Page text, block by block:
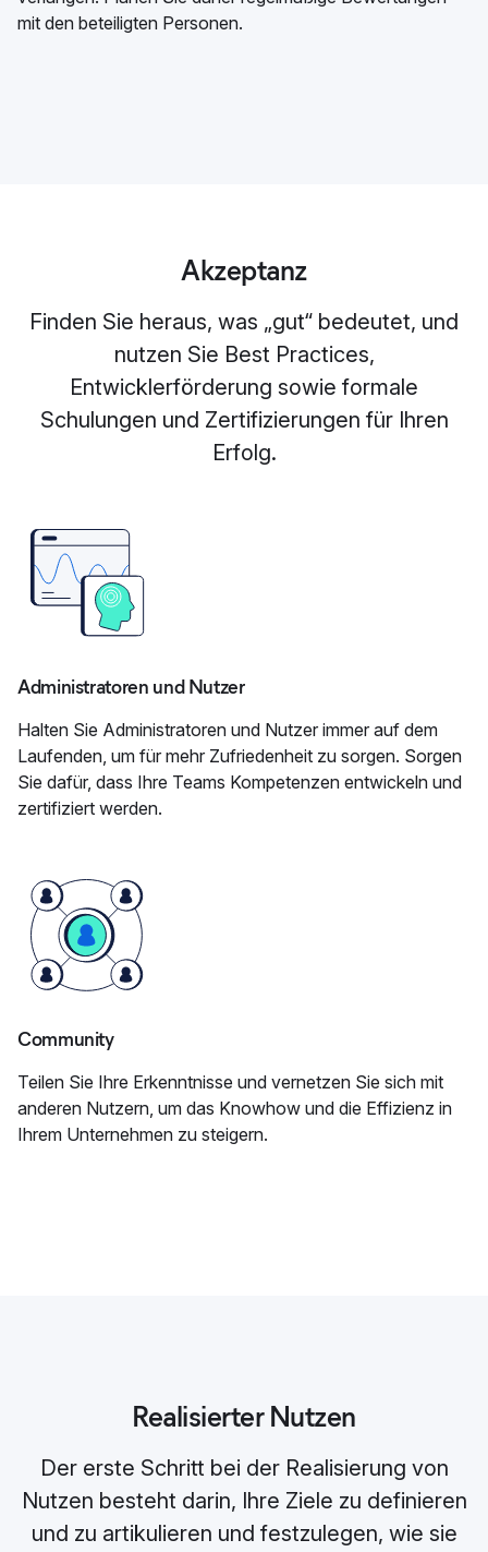
mit den beteiligten Personen.
Akzeptanz
Finden Sie heraus, was „gut“ bedeutet, und
nutzen Sie Best Practices,
Entwicklerförderung sowie formale
Schulungen und Zertifizierungen für Ihren
Erfolg.
Administratoren und Nutzer
Halten Sie Administratoren und Nutzer immer auf dem
Laufenden, um für mehr Zufriedenheit zu sorgen. Sorgen
Sie dafür, dass Ihre Teams Kompetenzen entwickeln und
zertifiziert werden.
Community
Teilen Sie Ihre Erkenntnisse und vernetzen Sie sich mit
anderen Nutzern, um das Knowhow und die Effizienz in
Ihrem Unternehmen zu steigern.
Realisierter Nutzen
Der erste Schritt bei der Realisierung von
Nutzen besteht darin, Ihre Ziele zu definieren
und zu artikulieren und festzulegen, wie sie